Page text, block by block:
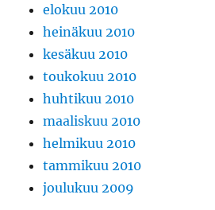
elokuu 2010
heinäkuu 2010
kesäkuu 2010
toukokuu 2010
huhtikuu 2010
maaliskuu 2010
helmikuu 2010
tammikuu 2010
joulukuu 2009